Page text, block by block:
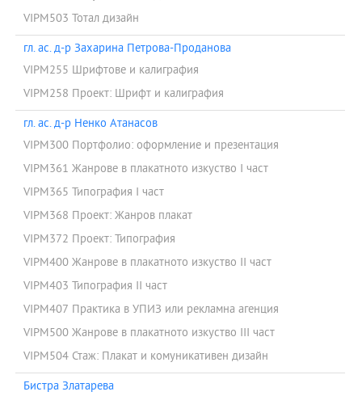
VIPM503 Тотал дизайн
гл. ас. д-р Захарина Петрова-Проданова
VIPM255 Шрифтове и калиграфия
VIPM258 Проект: Шрифт и калиграфия
гл. ас. д-р Ненко Атанасов
VIPM300 Портфолио: оформление и презентация
VIPM361 Жанрове в плакатното изкуство I част
VIPM365 Типография I част
VIPM368 Проект: Жанров плакат
VIPM372 Проект: Типография
VIPM400 Жанрове в плакатното изкуство II част
VIPM403 Типография II част
VIPM407 Практика в УПИЗ или рекламна агенция
VIPM500 Жанрове в плакатното изкуство III част
VIPM504 Стаж: Плакат и комуникативен дизайн
Бистра Златарева